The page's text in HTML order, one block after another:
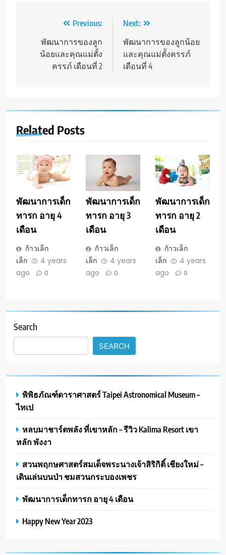
navigation
Previous:
พัฒนาการของลูก
น้อยและคุณแม่ตั้ง
ครรภ์ เดือนที่ 2
Next:
พัฒนาการของลูกน้อย
และคุณแม่ตั้งครรภ์
เดือนที่ 4
Related Posts
พัฒนาการเด็ก
ทารก อายุ 4
เดือน
ก้าวเล็ก
เล็ก
4 years
ago
0
พัฒนาการเด็ก
ทารก อายุ 3
เดือน
ก้าวเล็ก
เล็ก
4 years
ago
0
พัฒนาการเด็ก
ทารก อายุ 2
เดือน
ก้าวเล็ก
เล็ก
4 years
ago
0
Search
SEARCH
พิพิธภัณฑ์ดาราศาสตร์ Taipei Astronomical Museum –
ไทเป
หลบมาชาร์ตพลัง ที่เขาหลัก – รีวิว Kalima Resort เขา
หลัก พังงา
สวนพฤกษศาสตร์สมเด็จพระนางเจ้าสิริกิติ์ เชียงใหม่ –
เดินเล่นบนป่า ชมสวนกระบองเพชร
พัฒนาการเด็กทารก อายุ 4 เดือน
Happy New Year 2023